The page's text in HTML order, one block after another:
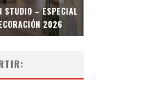
STUDIO – ESPECIAL
2026